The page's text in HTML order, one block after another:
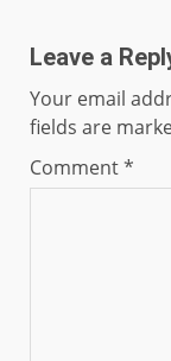
Leave a
Your email
fields are
Comment*